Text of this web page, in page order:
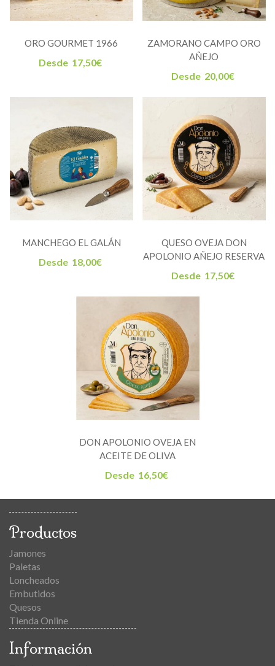
ORO GOURMET 1966
Desde 17,50€
ZAMORANO CAMPO ORO
AÑEJO
Desde 20,00€
MANCHEGO EL GALÁN
Desde 18,00€
QUESO OVEJA DON
APOLONIO AÑEJO RESERVA
Desde 17,50€
DON APOLONIO OVEJA EN
ACEITE DE OLIVA
Desde 16,50€
Productos
Jamones
Paletas
Loncheados
Embutidos
Quesos
Tienda Online
Información